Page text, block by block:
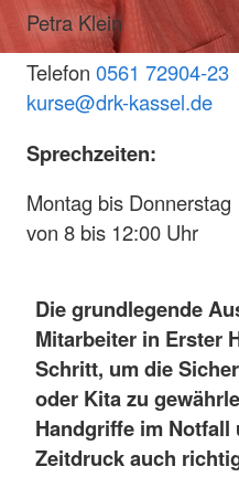
Petra Klein
Telefon 0561 72904-23
kurse@drk-kassel.de
Sprechzeiten:
Montag bis Donnerstag
von 8 bis 12:00 Uhr
Die grundlegende
Mitarbeiter in Erster
Schritt, um die
oder Kita zu
Handgriffe im Notfall
Zeitdruck auch